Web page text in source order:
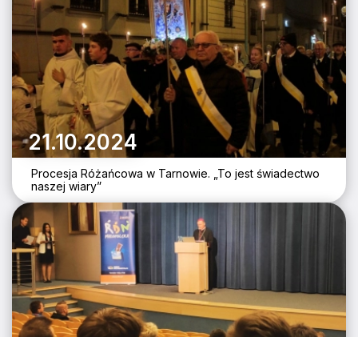
21.10.2024
Procesja Różańcowa w Tarnowie. „To jest świadectwo
naszej wiary”